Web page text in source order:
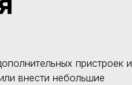
пристроек и
внести небольшие